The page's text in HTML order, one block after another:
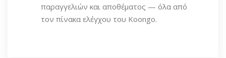
παραγγελιών και αποθέματος — όλα από
τον πίνακα ελέγχου του Koongo.